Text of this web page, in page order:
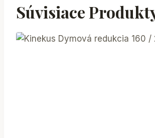
Súvisiace